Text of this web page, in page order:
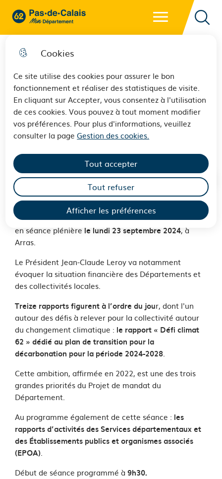
Cookies
Ce site utilise des cookies pour assurer le bon
fonctionnement et réaliser des statistiques de visite.
En cliquant sur Accepter, vous consentez à l'utilisation
de ces cookies. Vous pouvez à tout moment modifier
vos préférences. Pour plus d'informations, veuillez
consulter la pageGestion des cookies.
Afficher les préférences
Tout accepter
Tout refuser
62 - Pas-de-Calais Mon Département - Retour à l'accueil
En direct de l'Assemblée
départementale du 23
septembre 2024
Le Conseil départemental du Pas-de-Calais se réunit
en séance plénière le lundi 23 septembre 2024, à
Arras.
Le Président Jean-Claude Leroy va notamment
évoquer la situation financière des Départements et
des collectivités locales.
Treize rapports figurent à l’ordre du jour, dont l'un
autour des défis à relever pour la collectivité autour
du changement climatique : le rapport « Défi climat
62 » dédié au plan de transition pour la
décarbonation pour la période 2024-2028.
Cette ambition, affirmée en 2022, est une des trois
grandes priorités du Projet de mandat du
Département.
Au programme également de cette séance : les
rapports d’activités des Services départementaux et
des Établissements publics et organismes associés
(EPOA).
Début de séance programmé à 9h30.